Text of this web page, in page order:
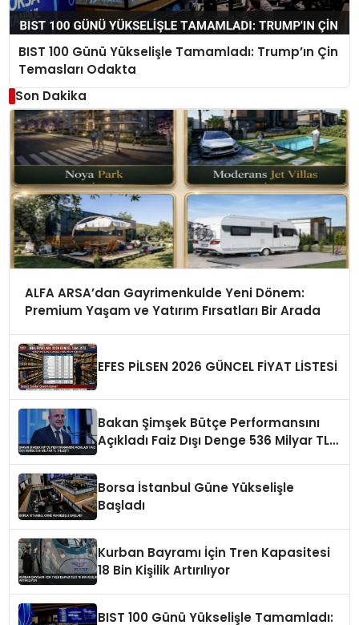
BIST 100 Günü Yükselişle Tamamladı: Trump’ın Çin
Temasları Odakta
Son Dakika
ALFA ARSA’dan Gayrimenkulde Yeni Dönem:
Premium Yaşam ve Yatırım Fırsatları Bir Arada
EFES PİLSEN 2026 GÜNCEL FİYAT LİSTESİ
Bakan Şimşek Bütçe Performansını
Açıkladı Faiz Dışı Denge 536 Milyar TL
Borsa İstanbul Güne Yükselişle
Başladı
Kurban Bayramı İçin Tren Kapasitesi
18 Bin Kişilik Artırılıyor
BIST 100 Günü Yükselişle Tamamladı: